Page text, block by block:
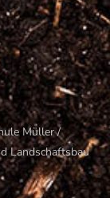
Müller /
Landschaftsbau